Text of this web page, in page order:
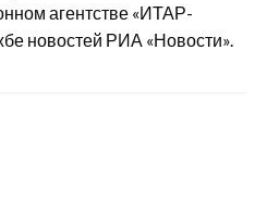
агентстве «ИТАР-
новостей РИА «Новости».